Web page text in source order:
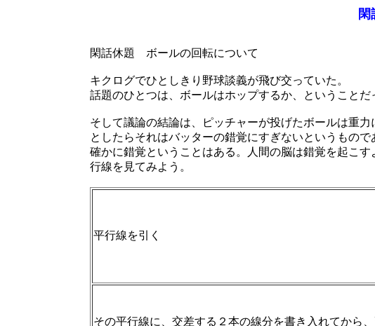
閑話休題 ボールの回転について
キクログでひとしきり野球談義が飛び交っていた。
話題のひとつは、ボールはホップするか、ということだ
そして議論の結論は、ピッチャーが投げたボールは重
としたらそれはバッターの錯覚にすぎないというもので
確かに錯覚ということはある。人間の脳は錯覚を起こ
行線を見てみよう。
平行線を引く
その平行線に、交差する２本の線分を書き入れてから